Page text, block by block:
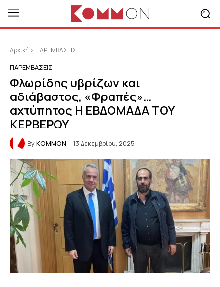
Αρχική ΠΑΡΕΜΒΑΣΕΙΣ
ΠΑΡΕΜΒΑΣΕΙΣ
Φλωρίδης υβρίζων και
αδιάβαστος, «Φραπές»…
αχτύπητος Η ΕΒΔΟΜΑΔΑ ΤΟΥ
ΚΕΡΒΕΡΟΥ
ByKOMMON 13 Δεκεμβρίου, 2025